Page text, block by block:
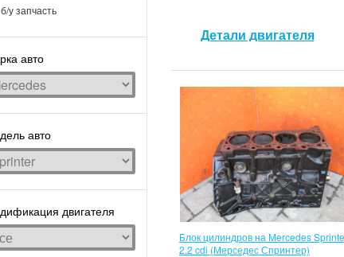
б/у запчасть
авто
авто
двигателя
Детали двигателя
Блок цилиндров на Mercedes
2.2 cdi (Мерседес Спринтер)